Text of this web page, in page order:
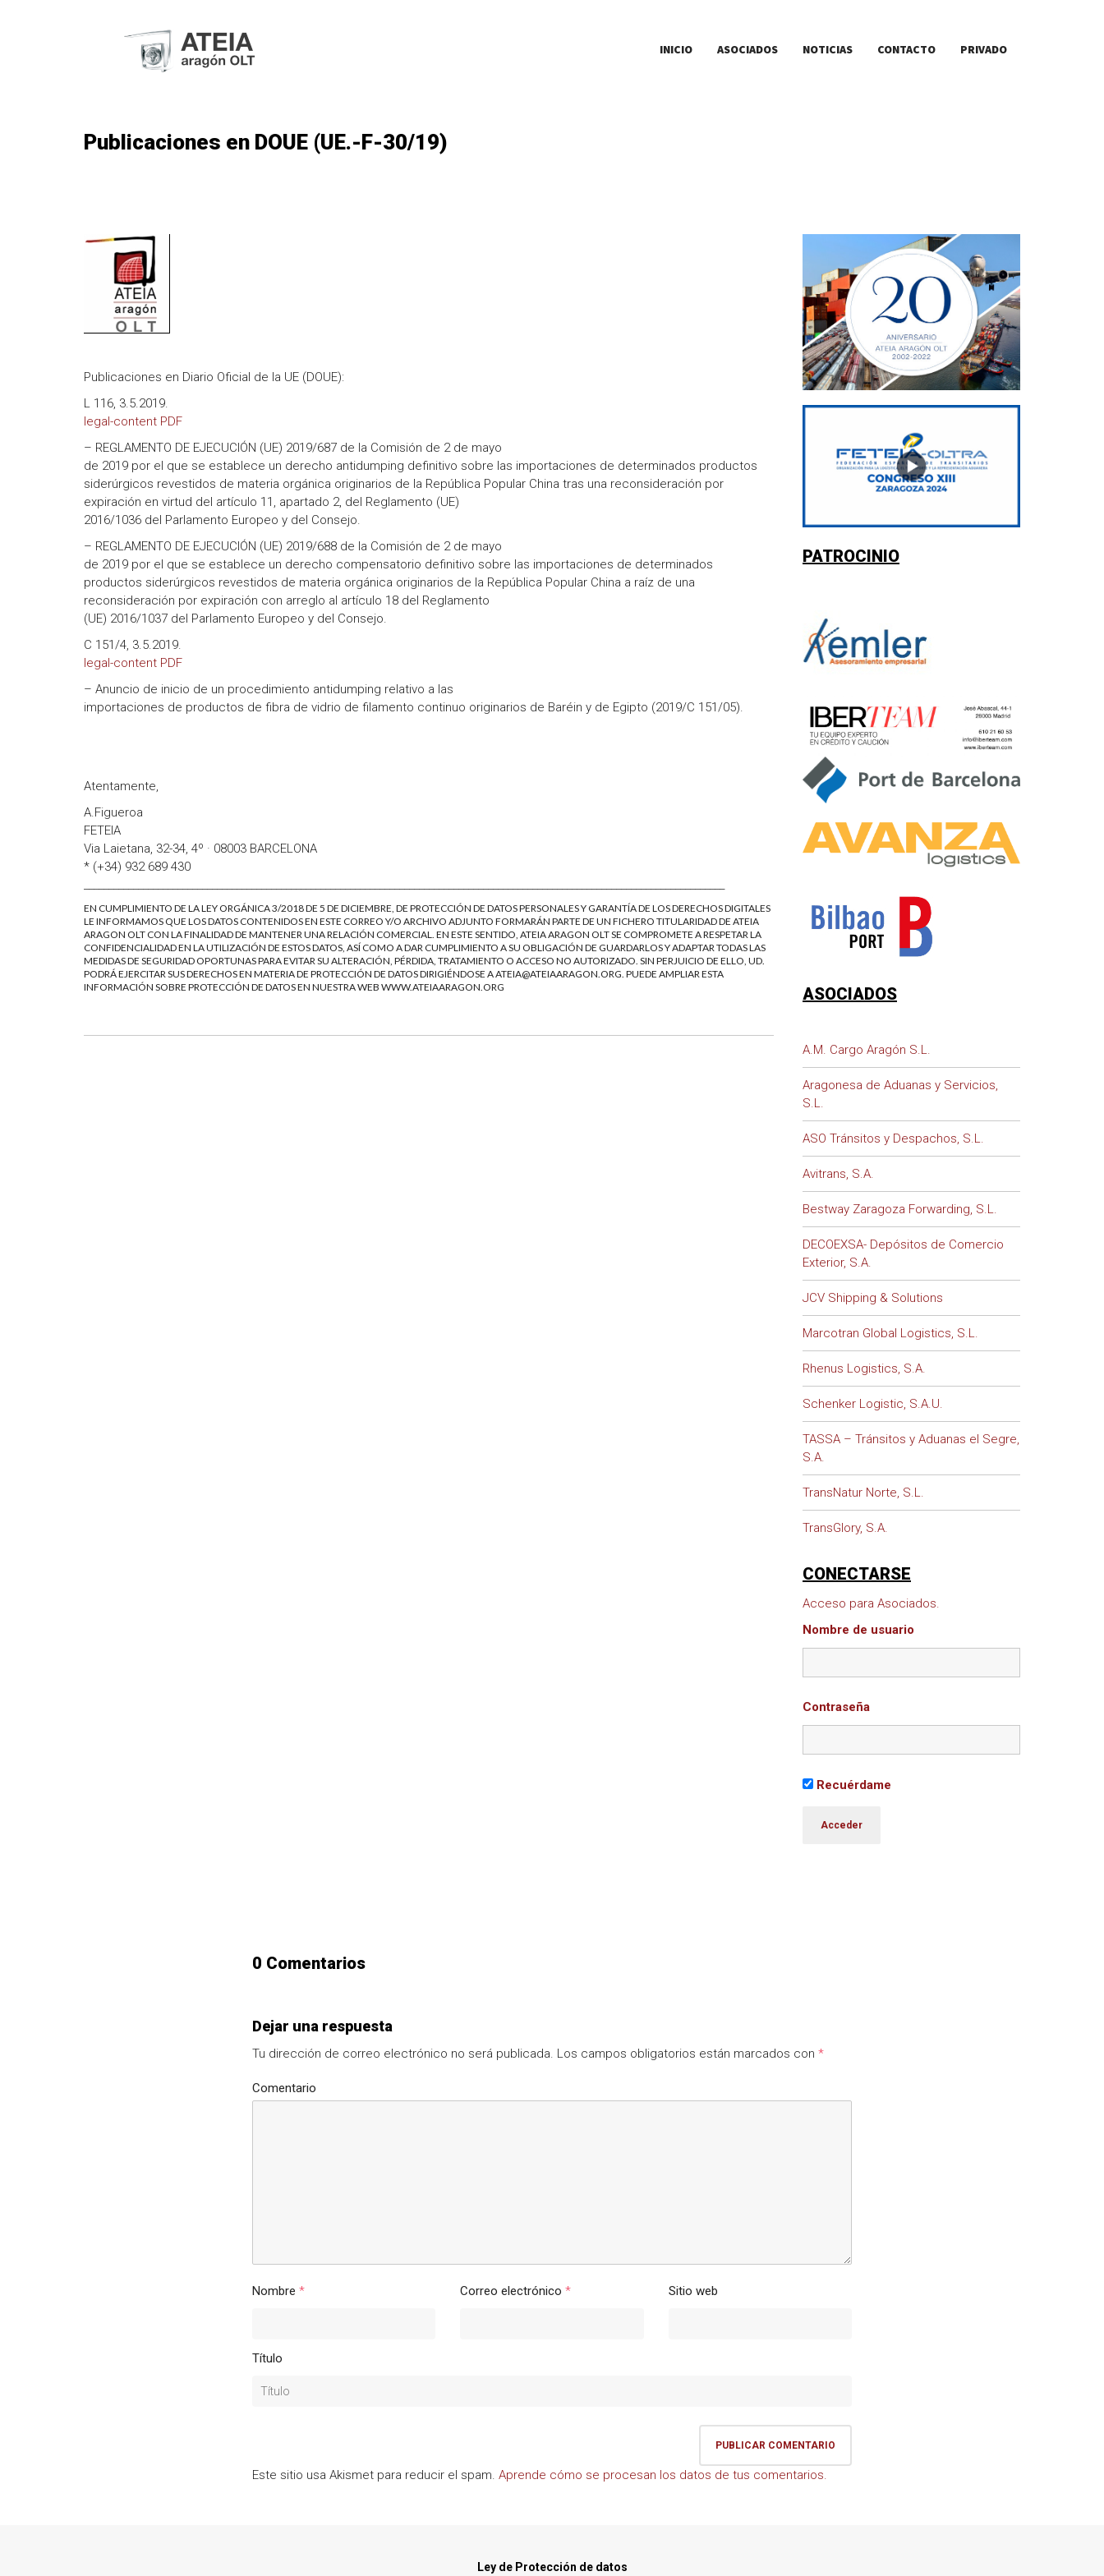
INICIO ASOCIADOS NOTICIAS CONTACTO PRIVADO
Publicaciones en DOUE (UE.-F-30/19)
Publicaciones en Diario Oficial de la UE (DOUE):
L 116, 3.5.2019.
legal-content PDF
– REGLAMENTO DE EJECUCIÓN (UE) 2019/687 de la Comisión de 2 de mayo
de 2019 por el que se establece un derecho antidumping definitivo sobre las importaciones de determinados productos
siderúrgicos revestidos de materia orgánica originarios de la República Popular China tras una reconsideración por
expiración en virtud del artículo 11, apartado 2, del Reglamento (UE)
2016/1036 del Parlamento Europeo y del Consejo.
– REGLAMENTO DE EJECUCIÓN (UE) 2019/688 de la Comisión de 2 de mayo
de 2019 por el que se establece un derecho compensatorio definitivo sobre las importaciones de determinados
productos siderúrgicos revestidos de materia orgánica originarios de la República Popular China a raíz de una
reconsideración por expiración con arreglo al artículo 18 del Reglamento
(UE) 2016/1037 del Parlamento Europeo y del Consejo.
C 151/4, 3.5.2019.
legal-content PDF
– Anuncio de inicio de un procedimiento antidumping relativo a las
importaciones de productos de fibra de vidrio de filamento continuo originarios de Baréin y de Egipto (2019/C 151/05).
Atentamente,
A.Figueroa
FETEIA
Via Laietana, 32-34, 4º · 08003 BARCELONA
* (+34) 932 689 430
EN CUMPLIMIENTO DE LA LEY ORGÁNICA 3/2018 DE 5 DE DICIEMBRE, DE PROTECCIÓN DE DATOS PERSONALES Y GARANTÍA DE LOS DERECHOS DIGITALES
LE INFORMAMOS QUE LOS DATOS CONTENIDOS EN ESTE CORREO Y/O ARCHIVO ADJUNTO FORMARÁN PARTE DE UN FICHERO TITULARIDAD DE ATEIA
ARAGON OLT CON LA FINALIDAD DE MANTENER UNA RELACIÓN COMERCIAL. EN ESTE SENTIDO, ATEIA ARAGON OLT SE COMPROMETE A RESPETAR LA
CONFIDENCIALIDAD EN LA UTILIZACIÓN DE ESTOS DATOS, ASÍ COMO A DAR CUMPLIMIENTO A SU OBLIGACIÓN DE GUARDARLOS Y ADAPTAR TODAS LAS
MEDIDAS DE SEGURIDAD OPORTUNAS PARA EVITAR SU ALTERACIÓN, PÉRDIDA, TRATAMIENTO O ACCESO NO AUTORIZADO. SIN PERJUICIO DE ELLO, UD.
PODRÁ EJERCITAR SUS DERECHOS EN MATERIA DE PROTECCIÓN DE DATOS DIRIGIÉNDOSE A ATEIA@ATEIAARAGON.ORG. PUEDE AMPLIAR ESTA
INFORMACIÓN SOBRE PROTECCIÓN DE DATOS EN NUESTRA WEB WWW.ATEIAARAGON.ORG
PATROCINIO
ASOCIADOS
A.M. Cargo Aragón S.L.
Aragonesa de Aduanas y Servicios,
S.L.
ASO Tránsitos y Despachos, S.L.
Avitrans, S.A.
Bestway Zaragoza Forwarding, S.L.
DECOEXSA- Depósitos de Comercio
Exterior, S.A.
JCV Shipping & Solutions
Marcotran Global Logistics, S.L.
Rhenus Logistics, S.A.
Schenker Logistic, S.A.U.
TASSA – Tránsitos y Aduanas el Segre,
S.A.
TransNatur Norte, S.L.
TransGlory, S.A.
CONECTARSE
Acceso para Asociados.
Nombre de usuario
Contraseña
Recuérdame
0 Comentarios
Dejar una respuesta
Tu dirección de correo electrónico no será publicada. Los campos obligatorios están marcados con *
Comentario
Nombre * Correo electrónico * Sitio web
Título
Este sitio usa Akismet para reducir el spam. Aprende cómo se procesan los datos de tus comentarios.
Ley de Protección de datos